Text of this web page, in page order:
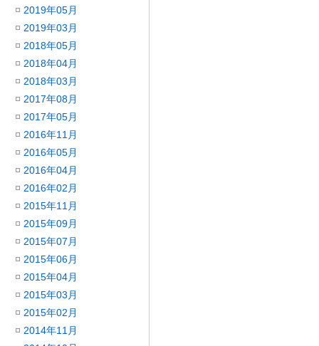
2019年05月
2019年03月
2018年05月
2018年04月
2018年03月
2017年08月
2017年05月
2016年11月
2016年05月
2016年04月
2016年02月
2015年11月
2015年09月
2015年07月
2015年06月
2015年04月
2015年03月
2015年02月
2014年11月